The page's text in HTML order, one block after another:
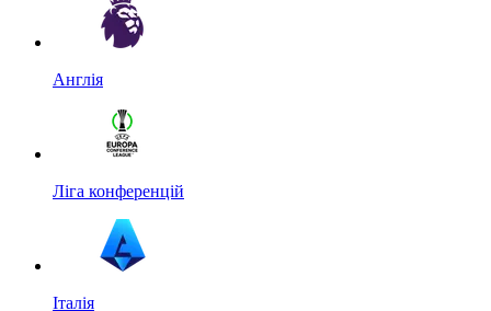
Англія
Ліга конференцій
Італія